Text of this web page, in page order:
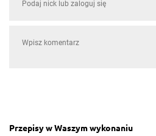
Przepisy w Waszym wykonaniu